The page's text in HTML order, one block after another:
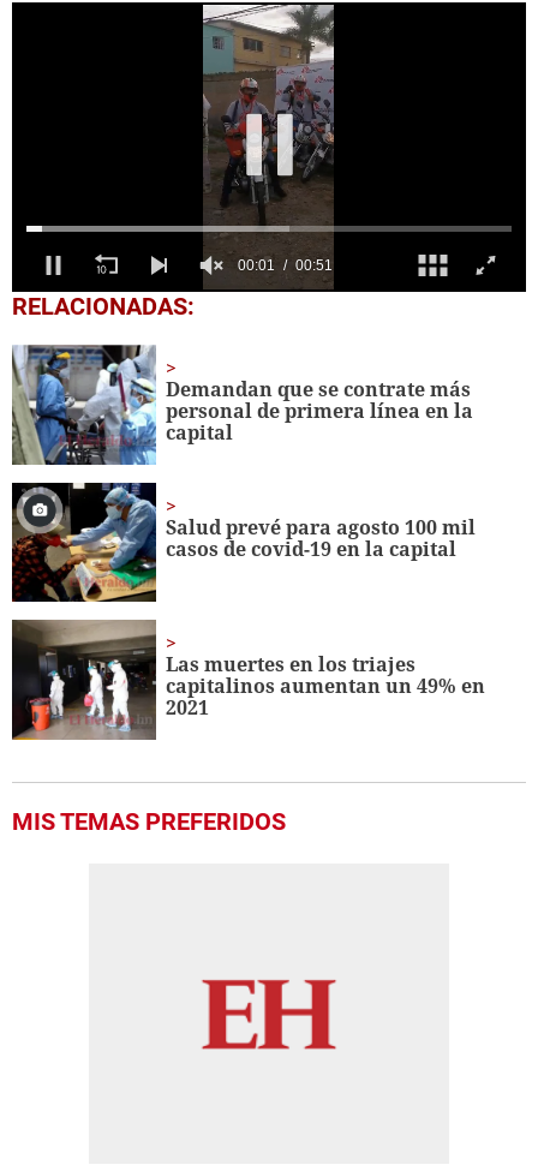
0
seconds
51
seconds
RELACIONADAS:
Demandan que se contrate más
personal de primera línea en la
capital
Salud prevé para agosto 100 mil
casos de covid-19 en la capital
Las muertes en los triajes
capitalinos aumentan un 49% en
2021
MIS TEMAS PREFERIDOS